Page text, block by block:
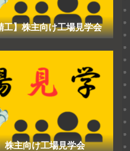
工】株主向け工場見学会
株主向け工場見学会